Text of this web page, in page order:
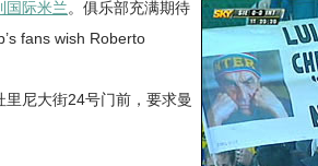
国际米兰。俱乐部充满期待
fans wish Roberto
尼大街24号门前，要求曼